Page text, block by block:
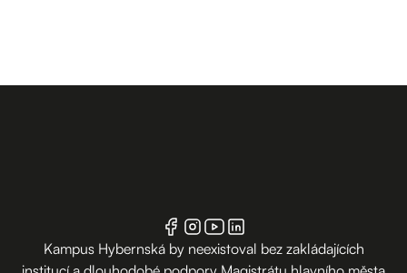
Kampus Hybernská by neexistoval bez zakládajících